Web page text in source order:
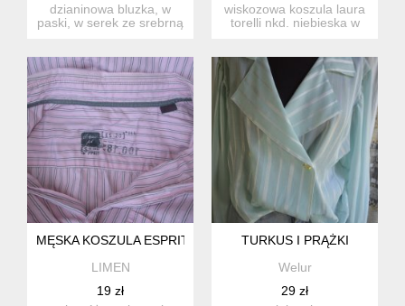
dzianinowa bluzka, w
paski, w serek ze srebrną
wiskozowa koszula laura
torelli nkd. niebieska w
MĘSKA KOSZULA ESPRIT
LIMEN
19 zł
TURKUS I PRĄŻKI
Welur
29 zł